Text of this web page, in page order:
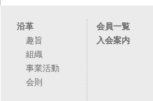
沿革
趣旨
組織
事業活動
会則
会員一覧
入会案内